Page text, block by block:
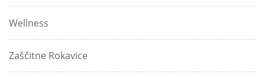
Wellness
Zaščitne Rokavice